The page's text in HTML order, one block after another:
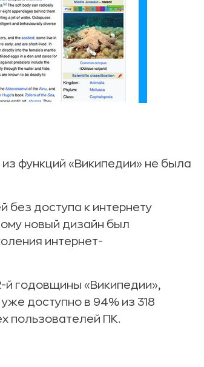
функций «Википедии» не была
без доступа к интернету
новый дизайн был
интернет-
годовщины «Википедии»,
доступно в 94% из 318
пользователей ПК.